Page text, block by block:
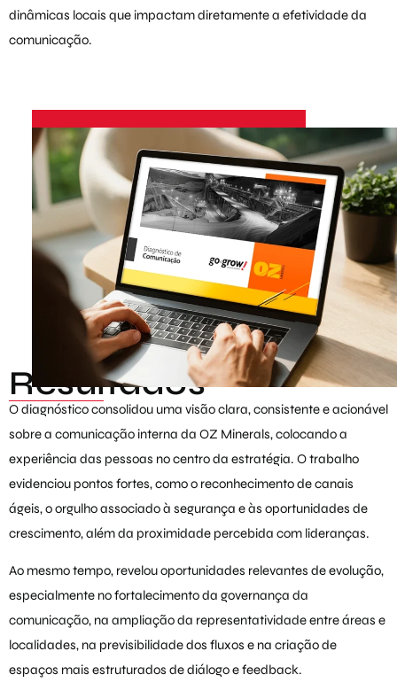
dinâmicas locais que impactam diretamente a efetividade da
comunicação.
Resultados
O diagnóstico consolidou uma visão clara, consistente e acionável
sobre a comunicação interna da OZ Minerals, colocando a
experiência das pessoas no centro da estratégia. O trabalho
evidenciou pontos fortes, como o reconhecimento de canais
ágeis, o orgulho associado à segurança e às oportunidades de
crescimento, além da proximidade percebida com lideranças.
Ao mesmo tempo, revelou oportunidades relevantes de evolução,
especialmente no fortalecimento da governança da
comunicação, na ampliação da representatividade entre áreas e
localidades, na previsibilidade dos fluxos e na criação de
espaços mais estruturados de diálogo e feedback.